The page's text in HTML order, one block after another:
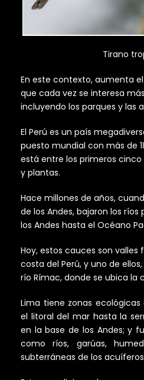
Tirano
En este contexto, aumenta
que cada vez se interesa
incluyendo los parques y las
El Perú es un país
puesto mundial con más de
está entre los primeros
y plantas.
Hace millones de años,
de los Andes, bajaron los
los Andes hasta el Océano
Hoy, estos cauces son valles
costa del Perú, y uno de
río Rímac, donde se ubica la
Lima tiene zonas
el litoral del mar hasta la
en la base de los Andes; y
como ríos, garúas,
subterráneas de los